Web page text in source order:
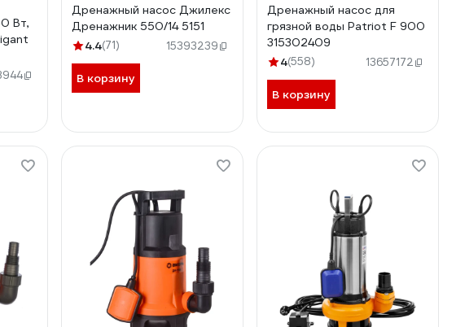
Вт,
Дренажный насос Джилекс
Дренажник 550/14 5151
4.4(71) 15393239
В корзину
Дренажный насос для
грязной воды Patriot F 900
315302409
4(558) 13657172
В корзину